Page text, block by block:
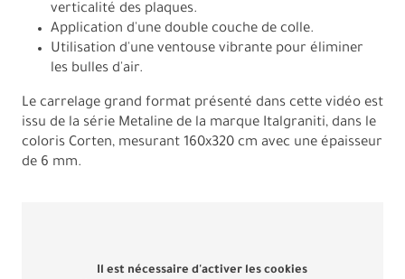
verticalité des plaques.
Application d'une double couche de colle.
Utilisation d'une ventouse vibrante pour éliminer
les bulles d'air.
Le carrelage grand format présenté dans cette vidéo est
issu de la série Metaline de la marque Italgraniti, dans le
coloris Corten, mesurant 160x320 cm avec une épaisseur
de 6 mm.
Il est nécessaire d'activer les cookies